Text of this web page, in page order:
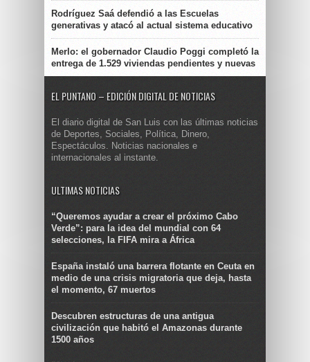
Rodríguez Saá defendió a las Escuelas
generativas y atacó al actual sistema educativo
Merlo: el gobernador Claudio Poggi completó la
entrega de 1.529 viviendas pendientes y nuevas
EL PUNTANO – EDICIÓN DIGITAL DE NOTICIAS
El diario digital de San Luis con las últimas noticias
de Deportes, Sociales, Política, Dinero,
Espectáculos. Noticias nacionales e
internacionales al instante.
ULTIMAS NOTICIAS
“Queremos ayudar a crear el próximo Cabo
Verde”: para la idea del mundial con 64
selecciones, la FIFA mira a África
España instaló una barrera flotante en Ceuta en
medio de una crisis migratoria que deja, hasta
el momento, 67 muertos
Descubren estructuras de una antigua
civilización que habitó el Amazonas durante
1500 años